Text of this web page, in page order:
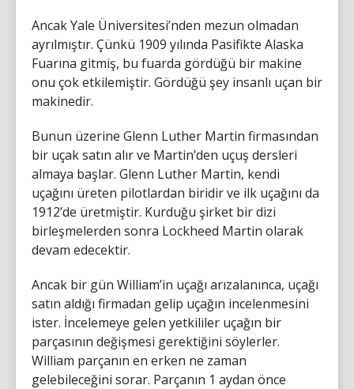
Ancak Yale Üniversitesi’nden mezun olmadan
ayrılmıştır. Çünkü 1909 yılında Pasifikte Alaska
Fuarına gitmiş, bu fuarda gördüğü bir makine
onu çok etkilemiştir. Gördüğü şey insanlı uçan bir
makinedir.
Bunun üzerine Glenn Luther Martin firmasından
bir uçak satın alır ve Martin’den uçuş dersleri
almaya başlar. Glenn Luther Martin, kendi
uçağını üreten pilotlardan biridir ve ilk uçağını da
1912’de üretmiştir. Kurduğu şirket bir dizi
birleşmelerden sonra Lockheed Martin olarak
devam edecektir.
Ancak bir gün William’in uçağı arızalanınca, uçağı
satın aldığı firmadan gelip uçağın incelenmesini
ister. İncelemeye gelen yetkililer uçağın bir
parçasının değişmesi gerektiğini söylerler.
William parçanın en erken ne zaman
gelebileceğini sorar. Parçanın 1 aydan önce